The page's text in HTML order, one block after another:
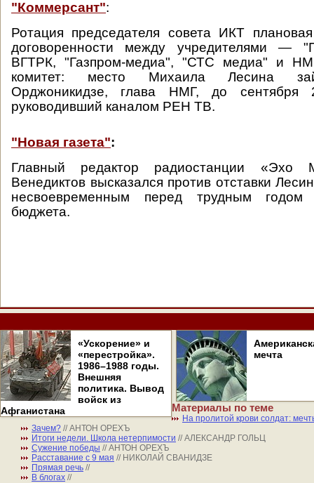
"Коммерсант":
Ротация председателя совета ИКТ
договоренности между учредителями —
ВГТРК, "Газпром-медиа", "СТС медиа" и
комитет: место Михаила Лесина
Орджоникидзе, глава НМГ, до сентября
руководивший каналом РЕН ТВ.
"Новая газета":
Главный редактор радиостанции «Эхо
Венедиктов высказался против отставки
несвоевременным перед трудным годом
бюджета.
«Ускорение» и
«перестройка».
1986–1988 годы.
Внешняя
политика. Вывод
войск из
Афганистана
мечта
Материалы по теме
На пролитой крови солдат:
Зачем? // АНТОН ОРЕХЪ
Итоги недели. Школа нетерпимости // АЛЕКСАНДР ГОЛЬЦ
Сужение победы // АНТОН ОРЕХЪ
Расставание с 9 мая // НИКОЛАЙ СВАНИДЗЕ
Прямая речь //
В блогах //